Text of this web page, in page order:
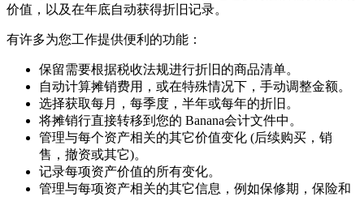
价值，以及在年底自动获得折旧记录。
有许多为您工作提供便利的功能：
保留需要根据税收法规进行折旧的商品清单。
自动计算摊销费用，或在特殊情况下，手动调整金额。
选择获取每月，每季度，半年或每年的折旧。
将摊销行直接转移到您的 Banana会计文件中。
管理与每个资产相关的其它价值变化 (后续购买，销
售，撤资或其它)。
记录每项资产价值的所有变化。
管理与每项资产相关的其它信息，例如保修期，保险和